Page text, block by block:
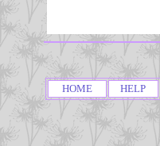
HOME HELP